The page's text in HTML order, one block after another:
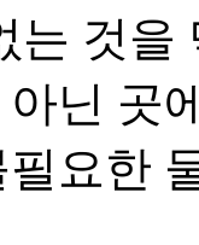
는 것
닌 곳
요한